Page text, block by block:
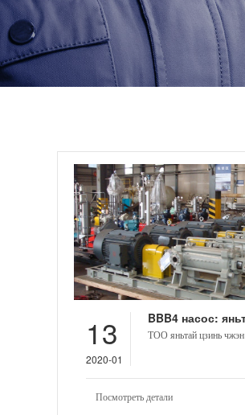
13
2020-01
ТОО яньтай цзинь чжэн
Посмотреть детали